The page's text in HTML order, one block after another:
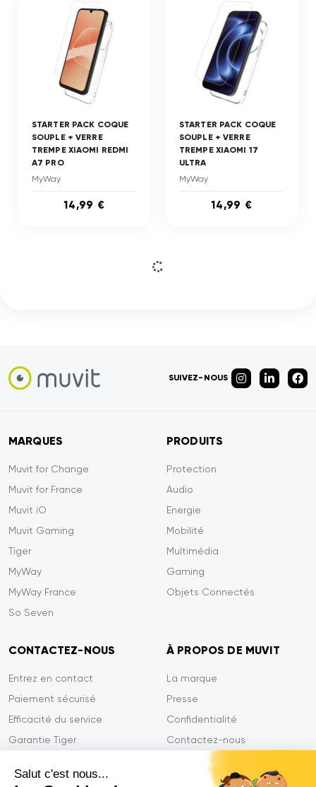
Salut c'est nous...
STARTER PACK COQUE
SOUPLE + VERRE
TREMPE XIAOMI REDMI
A7 PRO
MyWay
14,99 €
STARTER PACK COQUE
SOUPLE + VERRE
TREMPE XIAOMI 17
ULTRA
MyWay
14,99 €
SUIVEZ-NOUS
MARQUES
Muvit for Change
Muvit for France
Muvit iO
Muvit Gaming
Tiger
MyWay
MyWay France
So Seven
PRODUITS
Protection
Audio
Energie
Mobilité
Multimédia
Gaming
Objets Connectés
CONTACTEZ-NOUS
Entrez en contact
Paiement sécurisé
Efficacité du service
Garantie Tiger
À PROPOS DE MUVIT
La marque
Presse
Confidentialité
Contactez-nous